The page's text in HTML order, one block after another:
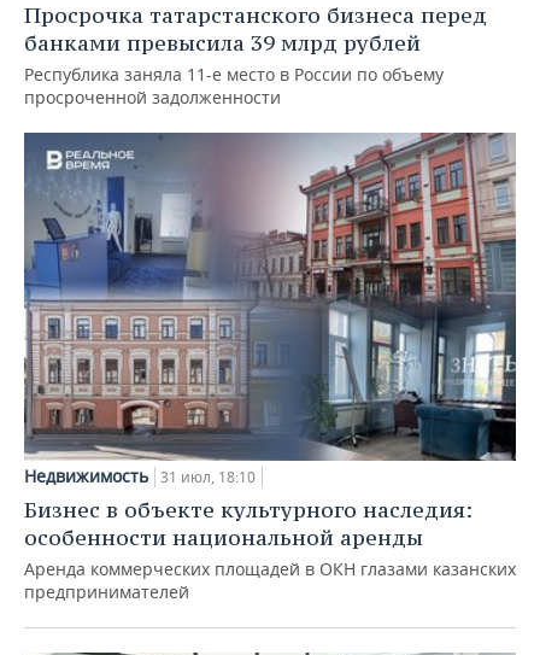
Просрочка татарстанского бизнеса перед
банками превысила 39 млрд рублей
Республика заняла 11-е место в России по объему
просроченной задолженности
Недвижимость 31 июл, 18:10
Бизнес в объекте культурного наследия:
особенности национальной аренды
Аренда коммерческих площадей в ОКН глазами казанских
предпринимателей